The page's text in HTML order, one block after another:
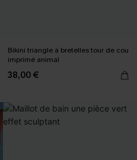
Bikini triangle à bretelles tour de cou
imprimé animal
38,00 €